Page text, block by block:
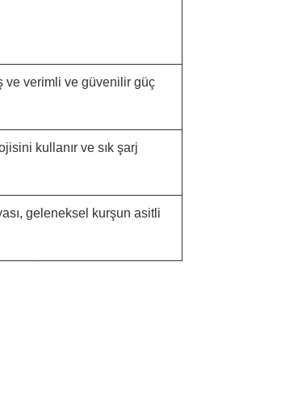
ve verimli ve güvenilir güç
kullanır ve sık şarj
geleneksel kurşun asitli